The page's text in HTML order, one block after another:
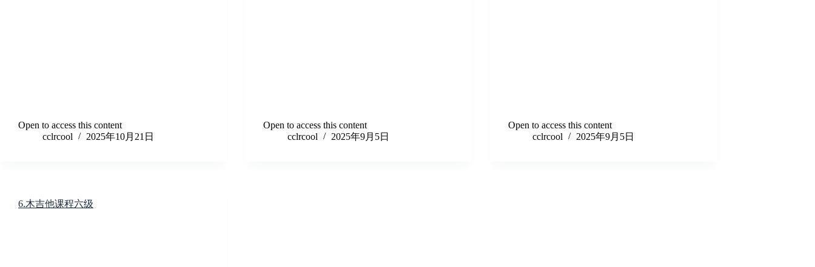
Open to access this content
cclrcool
2025年10月21日
Open to access this content
cclrcool
2025年9月5日
Open to access this content
cclrcool
2025年9月5日
6.木吉他课程六级